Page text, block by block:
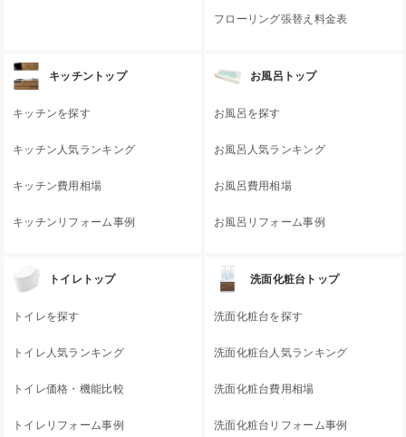
フローリング張替え料金表
キッチントップ
キッチンを探す
キッチン人気ランキング
キッチン費用相場
キッチンリフォーム事例
お風呂トップ
お風呂を探す
お風呂人気ランキング
お風呂費用相場
お風呂リフォーム事例
トイレトップ
トイレを探す
トイレ人気ランキング
トイレ価格・機能比較
トイレリフォーム事例
洗面化粧台トップ
洗面化粧台を探す
洗面化粧台人気ランキング
洗面化粧台費用相場
洗面化粧台リフォーム事例